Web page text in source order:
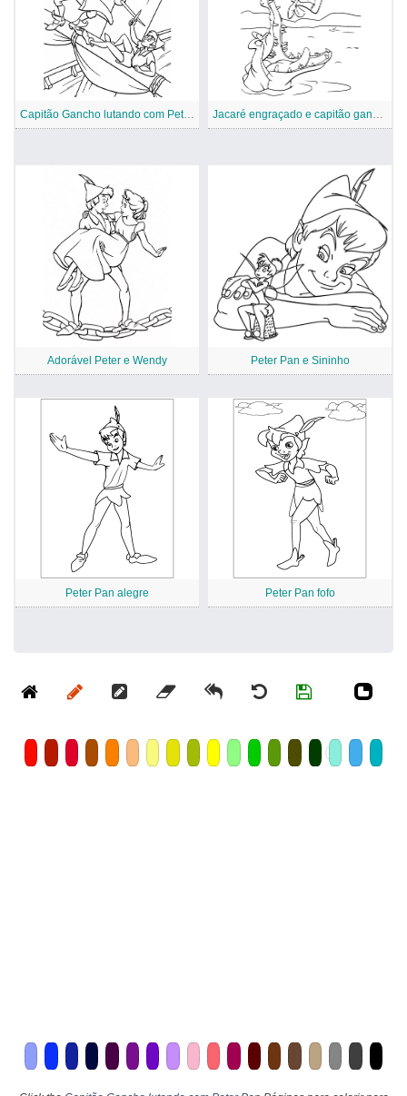
Capitão Gancho lutando com Peter Pan Jacaré engraçado e capitão gancho
Adorável Peter e Wendy Peter Pan e Sininho
Peter Pan alegre Peter Pan fofo